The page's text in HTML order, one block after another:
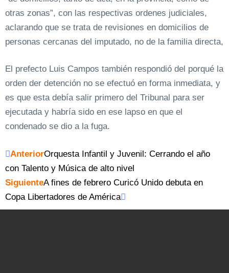
otras zonas”, con las respectivas ordenes judiciales,
aclarando que se trata de revisiones en domicilios de
personas cercanas del imputado, no de la familia directa,
El prefecto Luis Campos también respondió del porqué la
orden der detención no se efectuó en forma inmediata, y
es que esta debía salir primero del Tribunal para ser
ejecutada y habría sido en ese lapso en que el
condenado se dio a la fuga.
AnteriorOrquesta Infantil y Juvenil: Cerrando el año
con Talento y Música de alto nivel
SiguienteA fines de febrero Curicó Unido debuta en
Copa Libertadores de América